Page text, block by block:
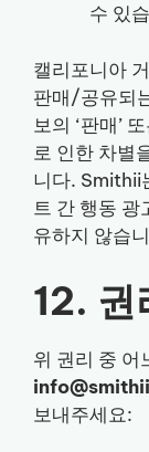
수 있
캘리포니아
판매/공유되
보의 ‘판매’
로 인한 차별
니다. Smithii
트 간 행동 광
유하지 않습
12. 권
위 권리 중 어
보내주세요: